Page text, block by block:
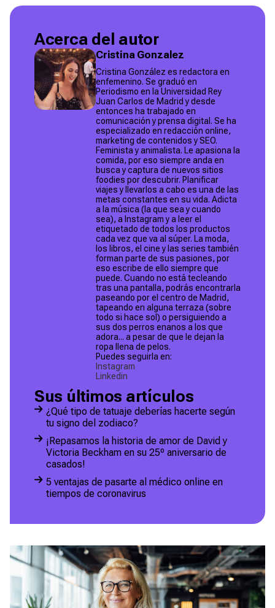
Acerca del autor
Cristina Gonzalez
Cristina González es redactora en
enfemenino. Se graduó en
Periodismo en la Universidad Rey
Juan Carlos de Madrid y desde
entonces ha trabajado en
comunicación y prensa digital. Se ha
especializado en redacción online,
marketing de contenidos y SEO.
Feminista y animalista. Le apasiona la
comida, por eso siempre anda en
busca y captura de nuevos sitios
foodies por descubrir. Planificar
viajes y llevarlos a cabo es una de las
metas constantes en su vida. Adicta
a la música (la que sea y cuando
sea), a Instagram y a leer el
etiquetado de todos los productos
cada vez que va al súper. La moda,
los libros, el cine y las series también
forman parte de sus pasiones, por
eso escribe de ello siempre que
puede. ​Cuando no está tecleando
tras una pantalla, podrás encontrarla
paseando por el centro de Madrid,
tapeando en alguna terraza (sobre
todo si hace sol) o persiguiendo a
sus dos perros enanos a los que
adora... a pesar de que le dejan la
ropa llena de pelos.
Puedes seguirla en:
Instagram
Linkedin
Sus últimos artículos
¿Qué tipo de tatuaje deberías hacerte según
tu signo del zodiaco?
¡Repasamos la historia de amor de David y
Victoria Beckham en su 25º aniversario de
casados!
5 ventajas de pasarte al médico online en
tiempos de coronavirus